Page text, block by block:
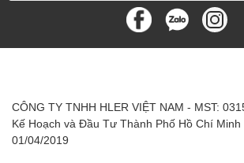
CÔNG TY TNHH HLER VIỆT NAM - MST:
Kế Hoạch và Đầu Tư Thành Phố Hồ Chí Minh
01/04/2019